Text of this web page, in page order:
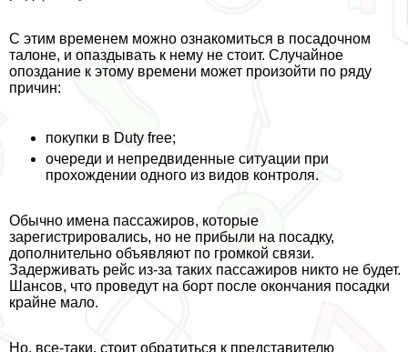
С этим временем можно ознакомиться в посадочном
талоне, и опаздывать к нему не стоит. Случайное
опоздание к этому времени может произойти по ряду
причин:
покупки в Duty free;
очереди и непредвиденные ситуации при
прохождении одного из видов контроля.
Обычно имена пассажиров, которые
зарегистрировались, но не прибыли на посадку,
дополнительно объявляют по громкой связи.
Задерживать рейс из-за таких пассажиров никто не будет.
Шансов, что проведут на борт после окончания посадки
крайне мало.
Но, все-таки, стоит обратиться к представителю